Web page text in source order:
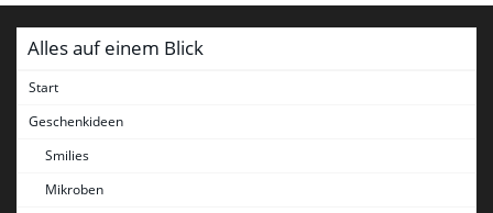
Alles auf einem Blick
Start
Geschenkideen
Smilies
Mikroben